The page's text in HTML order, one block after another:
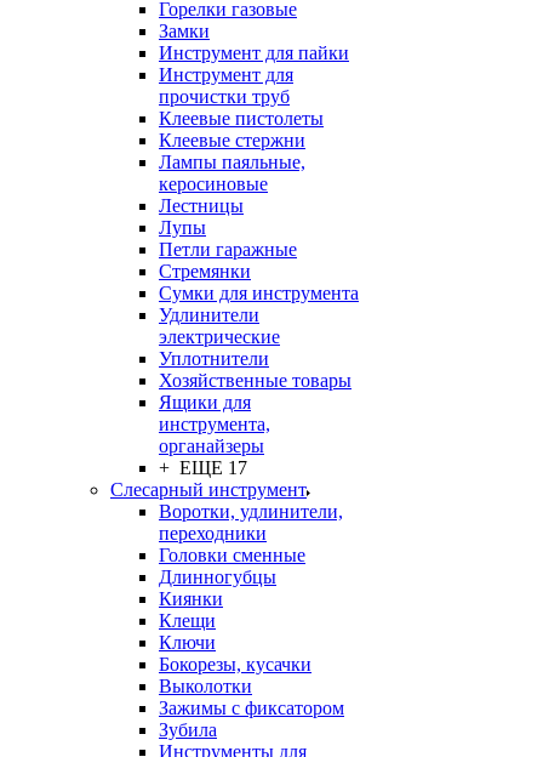
Горелки газовые
Замки
Инструмент для пайки
Инструмент для
прочистки труб
Клеевые пистолеты
Клеевые стержни
Лампы паяльные,
керосиновые
Лестницы
Лупы
Петли гаражные
Стремянки
Сумки для инструмента
Удлинители
электрические
Уплотнители
Хозяйственные товары
Ящики для
инструмента,
органайзеры
+ ЕЩЕ 17
Слесарный инструмент
Воротки, удлинители,
переходники
Головки сменные
Длинногубцы
Киянки
Клещи
Ключи
Бокорезы, кусачки
Выколотки
Зажимы с фиксатором
Зубила
Инструменты для